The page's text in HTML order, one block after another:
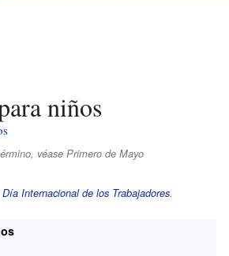
niños
véase Primero de Mayo
Día Internacional de los Trabajadores.